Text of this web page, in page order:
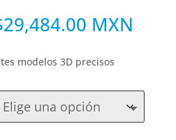
29,484.00Rango
de
precios:
desde
$8,400.00
hasta
MXN
modelos 3D precisos